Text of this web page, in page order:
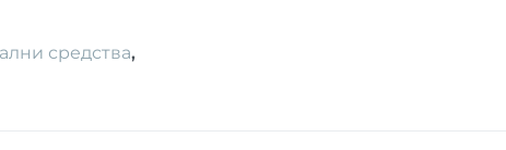
средства,